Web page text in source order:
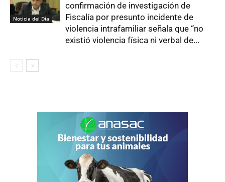
Noticia del Día
confirmación de investigación de
Fiscalía por presunto incidente de
violencia intrafamiliar señala que “no
existió violencia física ni verbal de...